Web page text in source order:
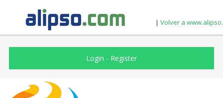
| Volver a
Login - Register